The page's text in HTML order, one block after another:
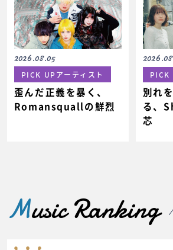
2026.08.05
PICK UPアーティスト
歪んだ正義を暴く、
Romansquallの鮮烈
PICK
別れ
る、
芯
Music Ranking